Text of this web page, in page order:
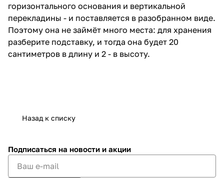
горизонтального основания и вертикальной
перекладины - и поставляется в разобранном виде.
Поэтому она не займёт много места: для хранения
разберите подставку, и тогда она будет 20
сантиметров в длину и 2 - в высоту.
Назад к списку
Подписаться на новости и акции